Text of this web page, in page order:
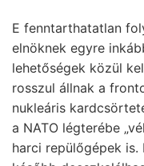
E fenntarthatatlan
elnöknek egyre
lehetőségek közül
rosszul állnak a
nukleáris
a NATO légterébe
harci repülőgépek